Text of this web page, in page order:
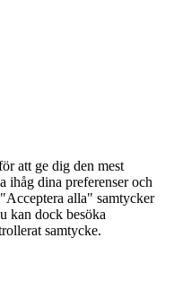
att ge dig den mest
ihåg dina preferenser och
alla" samtycker
kan dock besöka
samtycke.